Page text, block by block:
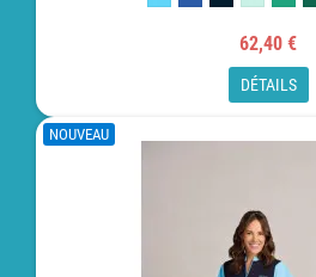
62,40 €
DÉTAILS
NOUVEAU